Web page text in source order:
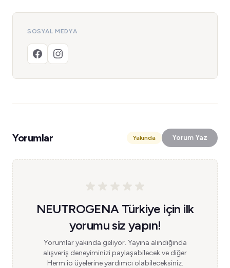
SOSYAL MEDYA
Yorumlar Yakında Yorum Yaz
NEUTROGENA Türkiye için ilk
yorumu siz yapın!
Yorumlar yakında geliyor. Yayına alındığında
alışveriş deneyiminizi paylaşabilecek ve diğer
Herm.io üyelerine yardımcı olabileceksiniz.